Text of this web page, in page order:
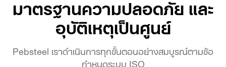
มาตรฐานความปลอดภัย และ
อุบัติเหตุเป็นศูนย์
Pebsteel เราดำเนินการทุกขั้นตอนอย่างสมบูรณ์ตามข้อ
กำหนดระบบ ISO